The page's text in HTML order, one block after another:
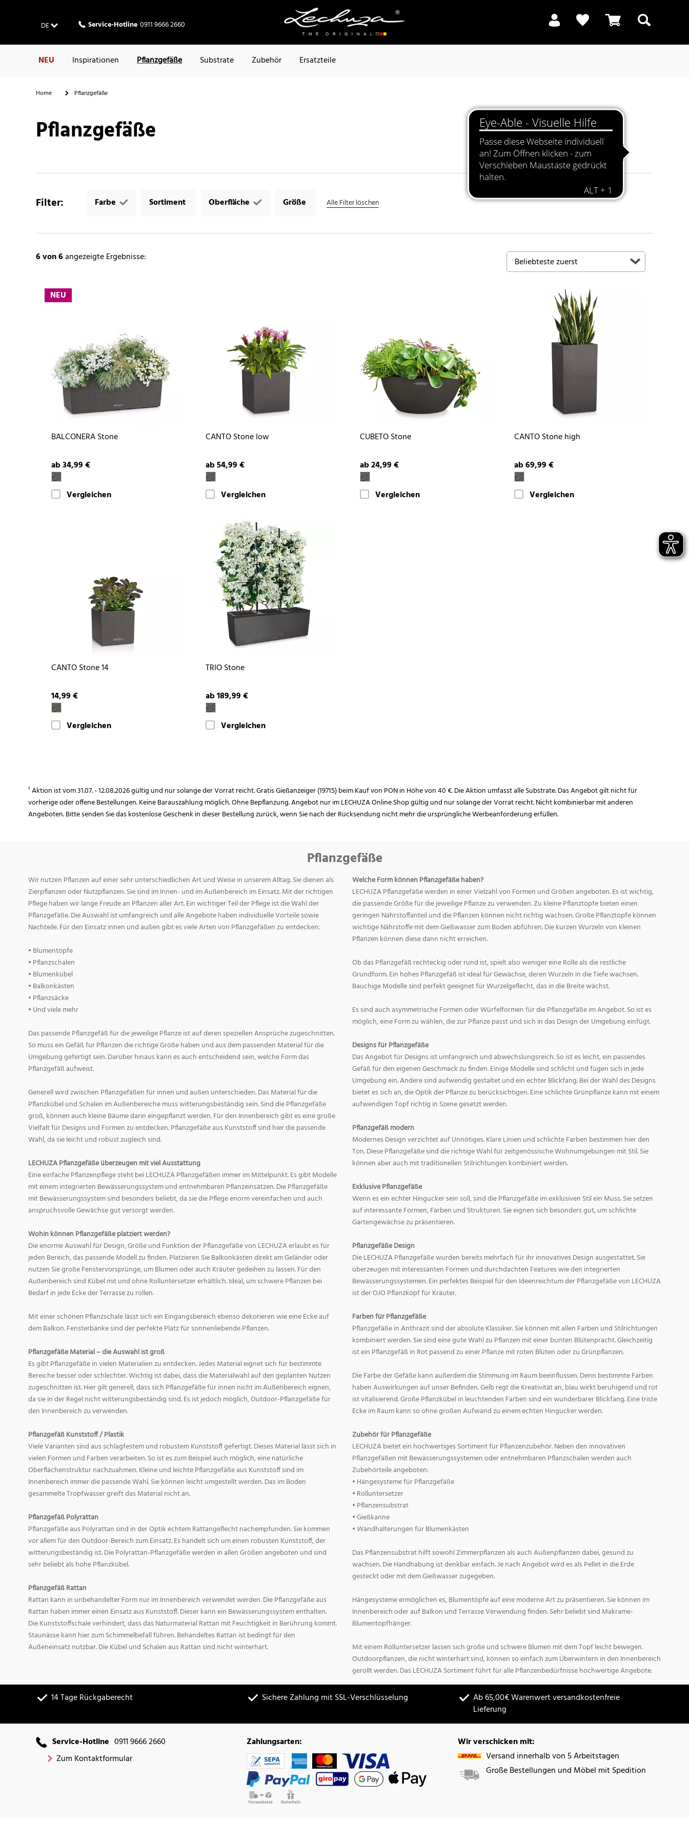
DE Service-Hotline 0911 9666 2660
NEU Inspirationen Pflanzgefäße Substrate Zubehör Ersatzteile
Suchen
Home Pflanzgefäße
Pflanzgefäße
Filter: Farbe Sortiment Oberfläche Größe Alle Filter löschen
6von 6angezeigte Ergebnisse:
NEU
BALCONERA Stone
ab 34,99 €
Vergleichen
CANTO Stone low
ab 54,99 €
Vergleichen
CUBETO Stone
ab 24,99 €
Vergleichen
CANTO Stone high
ab 69,99 €
Vergleichen
CANTO Stone 14
14,99 €
Vergleichen
TRIO Stone
ab 189,99 €
Vergleichen
¹ Aktion ist vom 31.07. - 12.08.2026 gültig und nur solange der Vorrat reicht. Gratis Gießanzeiger (19715) beim Kauf von PON in Höhe von 40 €. Die Aktion umfasst alle Substrate. Das Angebot gilt nicht für
vorherige oder offene Bestellungen. Keine Barauszahlung möglich. Ohne Bepflanzung. Angebot nur im LECHUZA Online Shop gültig und nur solange der Vorrat reicht. Nicht kombinierbar mit anderen
Angeboten. Bitte senden Sie das kostenlose Geschenk in dieser Bestellung zurück, wenn Sie nach der Rücksendung nicht mehr die ursprüngliche Werbeanforderung erfüllen.
Pflanzgefäße
Wir nutzen Pflanzen auf einer sehr unterschiedlichen Art und Weise in unserem Alltag. Sie dienen als
Zierpflanzen oder Nutzpflanzen. Sie sind im Innen- und im Außenbereich im Einsatz. Mit der richtigen
Pflege haben wir lange Freude an Pflanzen aller Art. Ein wichtiger Teil der Pflege ist die Wahl der
Pflanzgefäße. Die Auswahl ist umfangreich und alle Angebote haben individuelle Vorteile sowie
Nachteile. Für den Einsatz innen und außen gibt es viele Arten von Pflanzgefäßen zu entdecken:
• Blumentöpfe
• Pflanzschalen
• Blumenkübel
• Balkonkästen
• Pflanzsäcke
• Und viele mehr
Das passende Pflanzgefäß für die jeweilige Pflanze ist auf deren speziellen Ansprüche zugeschnitten.
So muss ein Gefäß für Pflanzen die richtige Größe haben und aus dem passenden Material für die
Umgebung gefertigt sein. Darüber hinaus kann es auch entscheidend sein, welche Form das
Pflanzgefäß aufweist.
Generell wird zwischen Pflanzgefäßen für innen und außen unterschieden. Das Material für die
Pflanzkübel und Schalen im Außenbereiche muss witterungsbeständig sein. Sind die Pflanzgefäße
groß, können auch kleine Bäume darin eingepflanzt werden. Für den Innenbereich gibt es eine große
Vielfalt für Designs und Formen zu entdecken. Pflanzgefäße aus Kunststoff sind hier die passende
Wahl, da sie leicht und robust zugleich sind.
LECHUZA Pflanzgefäße überzeugen mit viel Ausstattung
Eine einfache Pflanzenpflege steht bei LECHUZA Pflanzgefäßen immer im Mittelpunkt. Es gibt Modelle
mit einem integrierten Bewässerungssystem und entnehmbaren Pflanzeinsätzen. Die Pflanzgefäße
mit Bewässerungssystem sind besonders beliebt, da sie die Pflege enorm vereinfachen und auch
anspruchsvolle Gewächse gut versorgt werden.
Wohin können Pflanzgefäße platziert werden?
Die enorme Auswahl für Design, Größe und Funktion der Pflanzgefäße von LECHUZA erlaubt es für
jeden Bereich, das passende Modell zu finden. Platzieren Sie Balkonkästen direkt am Geländer oder
nutzen Sie große Fenstervorsprünge, um Blumen oder auch Kräuter gedeihen zu lassen. Für den
Außenbereich sind Kübel mit und ohne Rolluntersetzer erhältlich. Ideal, um schwere Pflanzen bei
Bedarf in jede Ecke der Terrasse zu rollen.
Mit einer schönen Pflanzschale lässt sich ein Eingangsbereich ebenso dekorieren wie eine Ecke auf
dem Balkon. Fensterbänke sind der perfekte Platz für sonnenliebende Pflanzen.
Pflanzgefäße Material – die Auswahl ist groß
Es gibt Pflanzgefäße in vielen Materialien zu entdecken. Jedes Material eignet sich für bestimmte
Bereiche besser oder schlechter. Wichtig ist dabei, dass die Materialwahl auf den geplanten Nutzen
zugeschnitten ist. Hier gilt generell, dass sich Pflanzgefäße für innen nicht im Außenbereich eignen,
da sie in der Regel nicht witterungsbeständig sind. Es ist jedoch möglich, Outdoor-Pflanzgefäße für
den Innenbereich zu verwenden.
Pflanzgefäß Kunststoff / Plastik
Viele Varianten sind aus schlagfestem und robustem Kunststoff gefertigt. Dieses Material lässt sich in
vielen Formen und Farben verarbeiten. So ist es zum Beispiel auch möglich, eine natürliche
Oberflächenstruktur nachzuahmen. Kleine und leichte Pflanzgefäße aus Kunststoff sind im
Innenbereich immer die passende Wahl. Sie können leicht umgestellt werden. Das im Boden
gesammelte Tropfwasser greift das Material nicht an.
Pflanzgefäß Polyrattan
Pflanzgefäße aus Polyrattan sind in der Optik echtem Rattangeflecht nachempfunden. Sie kommen
vor allem für den Outdoor-Bereich zum Einsatz. Es handelt sich um einen robusten Kunststoff, der
witterungsbeständig ist. Die Polyrattan-Pflanzgefäße werden in allen Größen angeboten und sind
sehr beliebt als hohe Pflanzkübel.
Pflanzgefäß Rattan
Rattan kann in unbehandelter Form nur im Innenbereich verwendet werden. Die Pflanzgefäße aus
Rattan haben immer einen Einsatz aus Kunststoff. Dieser kann ein Bewässerungssystem enthalten.
Die Kunststoffschale verhindert, dass das Naturmaterial Rattan mit Feuchtigkeit in Berührung kommt.
Staunässe kann hier zum Schimmelbefall führen. Behandeltes Rattan ist bedingt für den
Außeneinsatz nutzbar. Die Kübel und Schalen aus Rattan sind nicht winterhart.
Welche Form können Pflanzgefäße haben?
LECHUZA Pflanzgefäße werden in einer Vielzahl von Formen und Größen angeboten. Es ist wichtig,
die passende Größe für die jeweilige Pflanze zu verwenden. Zu kleine Pflanztöpfe bieten einen
geringen Nährstoffanteil und die Pflanzen können nicht richtig wachsen. Große Pflanztöpfe können
wichtige Nährstoffe mit dem Gießwasser zum Boden abführen. Die kurzen Wurzeln von kleinen
Pflanzen können diese dann nicht erreichen.
Ob das Pflanzgefäß rechteckig oder rund ist, spielt also weniger eine Rolle als die restliche
Grundform. Ein hohes Pflanzgefäß ist ideal für Gewächse, deren Wurzeln in die Tiefe wachsen.
Bauchige Modelle sind perfekt geeignet für Wurzelgeflecht, das in die Breite wächst.
Es sind auch asymmetrische Formen oder Würfelformen für die Pflanzgefäße im Angebot. So ist es
möglich, eine Form zu wählen, die zur Pflanze passt und sich in das Design der Umgebung einfügt.
Designs für Pflanzgefäße
Das Angebot für Designs ist umfangreich und abwechslungsreich. So ist es leicht, ein passendes
Gefäß für den eigenen Geschmack zu finden. Einige Modelle sind schlicht und fügen sich in jede
Umgebung ein. Andere sind aufwendig gestaltet und ein echter Blickfang. Bei der Wahl des Designs
bietet es sich an, die Optik der Pflanze zu berücksichtigen. Eine schlichte Grünpflanze kann mit einem
aufwendigen Topf richtig in Szene gesetzt werden.
Pflanzgefäß modern
Modernes Design verzichtet auf Unnötiges. Klare Linien und schlichte Farben bestimmen hier den
Ton. Diese Pflanzgefäße sind die richtige Wahl für zeitgenössische Wohnumgebungen mit Stil. Sie
können aber auch mit traditionellen Stilrichtungen kombiniert werden.
Exklusive Pflanzgefäße
Wenn es ein echter Hingucker sein soll, sind die Pflanzgefäße im exklusiven Stil ein Muss. Sie setzen
auf interessante Formen, Farben und Strukturen. Sie eignen sich besonders gut, um schlichte
Gartengewächse zu präsentieren.
Pflanzgefäße Design
Die LECHUZA Pflanzgefäße wurden bereits mehrfach für ihr innovatives Design ausgestattet. Sie
überzeugen mit interessanten Formen und durchdachten Features wie den integrierten
Bewässerungssystemen. Ein perfektes Beispiel für den Ideenreichtum der Pflanzgefäße von LECHUZA
ist der OJO Pflanzkopf für Kräuter.
Farben für Pflanzgefäße
Pflanzgefäße in Anthrazit sind der absolute Klassiker. Sie können mit allen Farben und Stilrichtungen
kombiniert werden. Sie sind eine gute Wahl zu Pflanzen mit einer bunten Blütenpracht. Gleichzeitig
ist ein Pflanzgefäß in Rot passend zu einer Pflanze mit roten Blüten oder zu Grünpflanzen.
Die Farbe der Gefäße kann außerdem die Stimmung im Raum beeinflussen. Denn bestimmte Farben
haben Auswirkungen auf unser Befinden. Gelb regt die Kreativität an, blau wirkt beruhigend und rot
ist vitalisierend. Große Pflanzkübel in leuchtenden Farben sind ein wunderbarer Blickfang. Eine triste
Ecke im Raum kann so ohne großen Aufwand zu einem echten Hingucker werden.
Zubehör für Pflanzgefäße
LECHUZA bietet ein hochwertiges Sortiment für Pflanzenzubehör. Neben den innovativen
Pflanzgefäßen mit Bewässerungssystemen oder entnehmbaren Pflanzschalen werden auch
Zubehörteile angeboten:
• Hängesysteme für Pflanzgefäße
• Rolluntersetzer
• Pflanzensubstrat
• Gießkanne
• Wandhalterungen für Blumenkästen
Das Pflanzensubstrat hilft sowohl Zimmerpflanzen als auch Außenpflanzen dabei, gesund zu
wachsen. Die Handhabung ist denkbar einfach. Je nach Angebot wird es als Pellet in die Erde
gesteckt oder mit dem Gießwasser zugegeben.
Hängesysteme ermöglichen es, Blumentöpfe auf eine moderne Art zu präsentieren. Sie können im
Innenbereich oder auf Balkon und Terrasse Verwendung finden. Sehr beliebt sind Makrame-
Blumentopfhänger.
Mit einem Rolluntersetzer lassen sich große und schwere Blumen mit dem Topf leicht bewegen.
Outdoorpflanzen, die nicht winterhart sind, können so einfach zum Überwintern in den Innenbereich
gerollt werden. Das LECHUZA Sortiment führt für alle Pflanzenbedürfnisse hochwertige Angebote.
14 Tage Rückgaberecht Sichere Zahlung mit SSL-Verschlüsselung
Ab 65,00€ Warenwert versandkostenfreie
Lieferung
Service-Hotline 0911 9666 2660
Zum Kontaktformular
Zahlungsarten:
Wir verschicken mit:
Versand innerhalb von 5 Arbeitstagen
Große Bestellungen und Möbel mit Spedition